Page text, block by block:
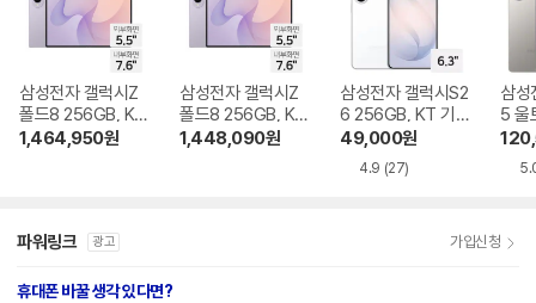
삼성전자 갤럭시Z
폴드8 256GB, KT
기기변경 완납
1,464,950원
삼성전자 갤럭시Z
폴드8 256GB, KT
번호이동 완납
1,448,090원
삼성전자 갤럭시S2
6 256GB, KT 기기
변경 완납
49,000원
4.9 (27)
삼성
5 울
KT
파워링크 광고 가입신청
휴대폰 바꿀 생각 있다면?